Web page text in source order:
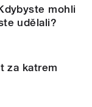
mohli
udělali?
za katrem